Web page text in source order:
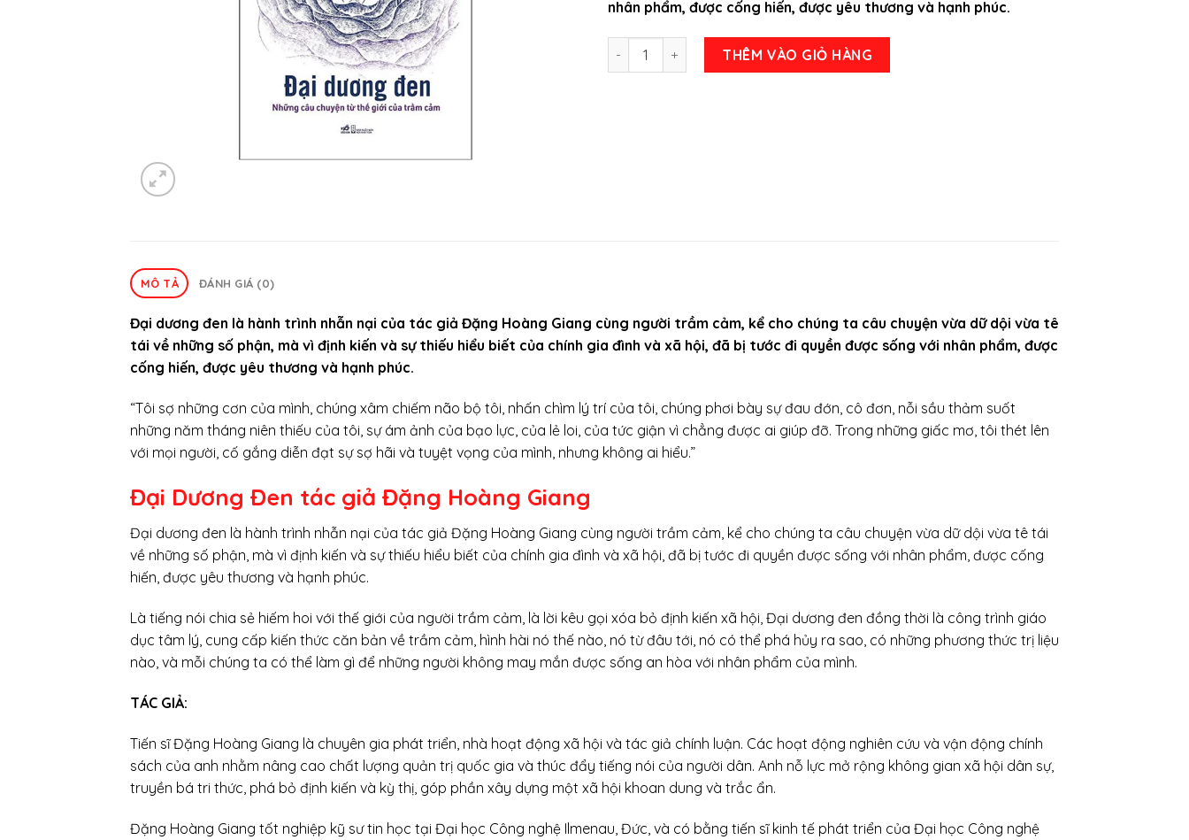
nhân phẩm, được cống hiến, được yêu thương và hạnh phúc.
Đại Dương Đen tác giả Đặng Hoàng Giang số lượng
THÊM VÀO GIỎ HÀNG
MÔ TẢ ĐÁNH GIÁ (0)
Đại dương đen là hành trình nhẫn nại của tác giả Đặng Hoàng Giang cùng người trầm cảm, kể cho chúng ta câu chuyện vừa dữ dội vừa tê
tái về những số phận, mà vì định kiến và sự thiếu hiểu biết của chính gia đình và xã hội, đã bị tước đi quyền được sống với nhân phẩm, được
cống hiến, được yêu thương và hạnh phúc.
“Tôi sợ những cơn của mình, chúng xâm chiếm não bộ tôi, nhấn chìm lý trí của tôi, chúng phơi bày sự đau đớn, cô đơn, nỗi sầu thảm suốt
những năm tháng niên thiếu của tôi, sự ám ảnh của bạo lực, của lẻ loi, của tức giận vì chẳng được ai giúp đỡ. Trong những giấc mơ, tôi thét lên
với mọi người, cố gắng diễn đạt sự sợ hãi và tuyệt vọng của mình, nhưng không ai hiểu.”
Đại Dương Đen tác giả Đặng Hoàng Giang
Đại dương đen là hành trình nhẫn nại của tác giả Đặng Hoàng Giang cùng người trầm cảm, kể cho chúng ta câu chuyện vừa dữ dội vừa tê tái
về những số phận, mà vì định kiến và sự thiếu hiểu biết của chính gia đình và xã hội, đã bị tước đi quyền được sống với nhân phẩm, được cống
hiến, được yêu thương và hạnh phúc.
Là tiếng nói chia sẻ hiếm hoi với thế giới của người trầm cảm, là lời kêu gọi xóa bỏ định kiến xã hội, Đại dương đen đồng thời là công trình giáo
dục tâm lý, cung cấp kiến thức căn bản về trầm cảm, hình hài nó thế nào, nó từ đâu tới, nó có thể phá hủy ra sao, có những phương thức trị liệu
nào, và mỗi chúng ta có thể làm gì để những người không may mắn được sống an hòa với nhân phẩm của mình.
TÁC GIẢ:
Tiến sĩ Đặng Hoàng Giang là chuyên gia phát triển, nhà hoạt động xã hội và tác giả chính luận. Các hoạt động nghiên cứu và vận động chính
sách của anh nhằm nâng cao chất lượng quản trị quốc gia và thúc đẩy tiếng nói của người dân. Anh nỗ lực mở rộng không gian xã hội dân sự,
truyền bá tri thức, phá bỏ định kiến và kỳ thị, góp phần xây dựng một xã hội khoan dung và trắc ẩn.
Đặng Hoàng Giang tốt nghiệp kỹ sư tin học tại Đại học Công nghệ Ilmenau, Đức, và có bằng tiến sĩ kinh tế phát triển của Đại học Công nghệ